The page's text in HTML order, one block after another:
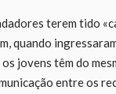
terem tido
quando
jovens têm do
entre os